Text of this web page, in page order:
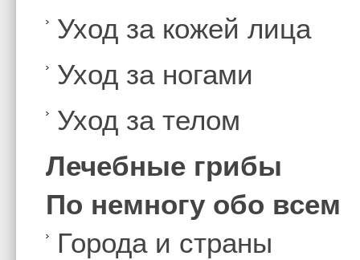
Уход за кожей лица
Уход за ногами
Уход за телом
Лечебные грибы
По немногу обо всем
Города и страны